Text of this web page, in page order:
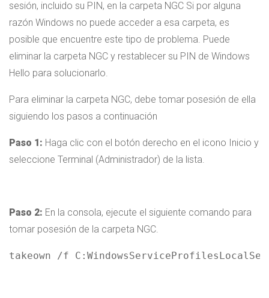
sesión, incluido su PIN, en la carpeta NGC Si por alguna
razón Windows no puede acceder a esa carpeta, es
posible que encuentre este tipo de problema. Puede
eliminar la carpeta NGC y restablecer su PIN de Windows
Hello para solucionarlo.
Para eliminar la carpeta NGC, debe tomar posesión de ella
siguiendo los pasos a continuación
Paso 1: Haga clic con el botón derecho en el icono Inicio y
seleccione Terminal (Administrador) de la lista.
Paso 2: En la consola, ejecute el siguiente comando para
tomar posesión de la carpeta NGC.
takeown /f